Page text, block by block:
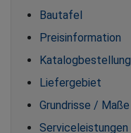
Bautafel
Preisinformation
Katalogbestellung
Liefergebiet
Grundrisse / Maße
Serviceleistungen